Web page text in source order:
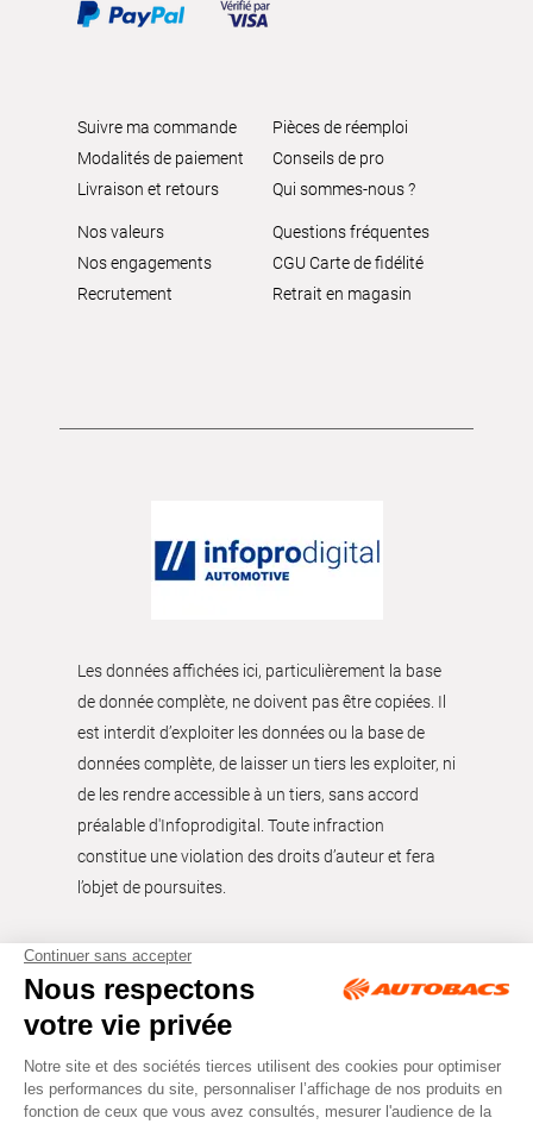
Suivre ma commande
Modalités de paiement
Livraison et retours
Pièces de réemploi
Conseils de pro
Qui sommes-nous ?
Nos valeurs
Nos engagements
Recrutement
Questions fréquentes
CGU Carte de fidélité
Retrait en magasin
Les données affichées ici, particulièrement la base
de donnée complète, ne doivent pas être copiées. Il
est interdit d’exploiter les données ou la base de
données complète, de laisser un tiers les exploiter, ni
de les rendre accessible à un tiers, sans accord
préalable d'Infoprodigital. Toute infraction
constitue une violation des droits d’auteur et fera
l’objet de poursuites.